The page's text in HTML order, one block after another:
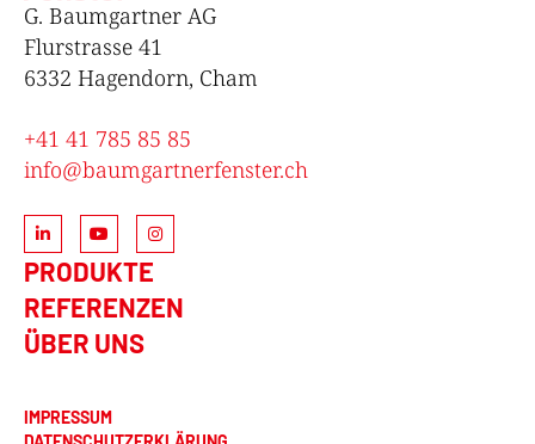
G. Baumgartner AG
Flurstrasse 41
6332 Hagendorn, Cham
+41 41 785 85 85
info@baumgartnerfenster.ch
PRODUKTE
REFERENZEN
ÜBER UNS
IMPRESSUM